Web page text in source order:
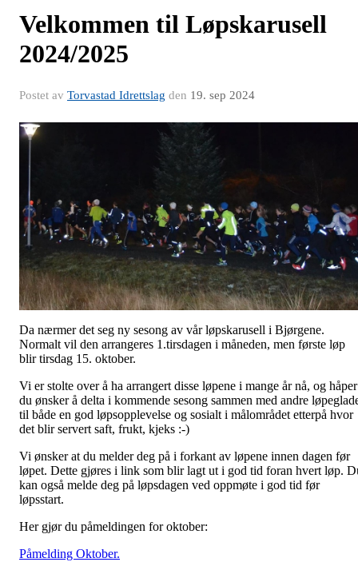
Velkommen til Løpskarusell
2024/2025
Postet av Torvastad Idrettslag den 19. sep 2024
Da nærmer det seg ny sesong av vår løpskarusell i Bjørgene.
Normalt vil den arrangeres 1.tirsdagen i måneden, men første løp
blir tirsdag 15. oktober.
Vi er stolte over å ha arrangert disse løpene i mange år nå, og håper
du ønsker å delta i kommende sesong sammen med andre
til både en god løpsopplevelse og sosialt i målområdet etterpå hvor
det blir servert saft, frukt, kjeks :-)
Vi ønsker at du melder deg på i forkant av løpene innen dagen før
løpet. Dette gjøres i link som blir lagt ut i god tid foran hvert løp.
kan også melde deg på løpsdagen ved oppmøte i god tid før
løpsstart.
Her gjør du påmeldingen for oktober:
Påmelding Oktober.